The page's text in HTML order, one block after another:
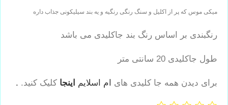
میکی موس که پر از اکلیل و سنگ رنگی رنگیه و یه بند سیلیکونی جذاب داره
رنگبندی بر اساس رنگ بند جاکلیدی می باشد
طول جاکلیدی 20 سانتی متر
برای دیدن همه جا کلیدی های ام اسلایم اینجا کلیک کنید. .